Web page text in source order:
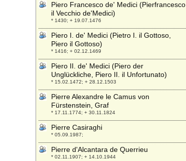
Piero Francesco de' Medici (Pierfrancesco
il Vecchio de'Medici)
* 1430; + 19.07.1476
Piero I. de' Medici (Pietro I. il Gottoso,
Piero il Gottoso)
* 1416; + 02.12.1469
Piero II. de' Medici (Piero der
Unglückliche, Piero II. il Unfortunato)
* 15.02.1472; + 28.12.1503
Pierre Alexandre le Camus von
Fürstenstein, Graf
* 17.11.1774; + 30.11.1824
Pierre Casiraghi
* 05.09.1987;
Pierre d'Alcantara de Querrieu
* 02.11.1907; + 14.10.1944